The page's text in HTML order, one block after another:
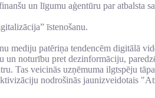
un līgumu aģentūru par atbalsta
īstenošanu.
mediju patēriņa tendencēm digitālā
noturību pret dezinformāciju,
Tas veicinās uzņēmuma ilgtspēju
nodrošinās jaunizveidotais